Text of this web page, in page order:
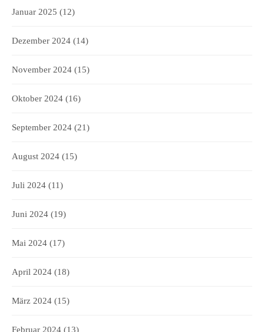
Januar 2025 (12)
Dezember 2024 (14)
November 2024 (15)
Oktober 2024 (16)
September 2024 (21)
August 2024 (15)
Juli 2024 (11)
Juni 2024 (19)
Mai 2024 (17)
April 2024 (18)
März 2024 (15)
Februar 2024 (13)